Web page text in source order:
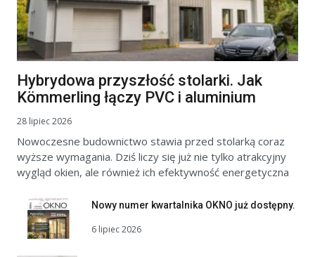
Hybrydowa przyszłość stolarki. Jak
Kömmerling łączy PVC i aluminium
28 lipiec 2026
Nowoczesne budownictwo stawia przed stolarką coraz
wyższe wymagania. Dziś liczy się już nie tylko atrakcyjny
wygląd okien, ale również ich efektywność energetyczna
Nowy numer kwartalnika OKNO już dostępny.
6 lipiec 2026